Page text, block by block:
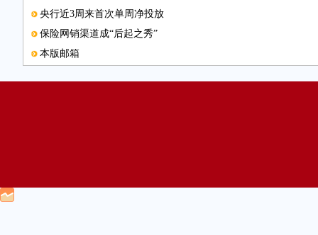
央行近3周来首次单周净投放
保险网销渠道成“后起之秀”
本版邮箱